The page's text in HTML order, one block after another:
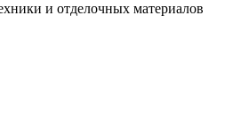
и отделочных материалов